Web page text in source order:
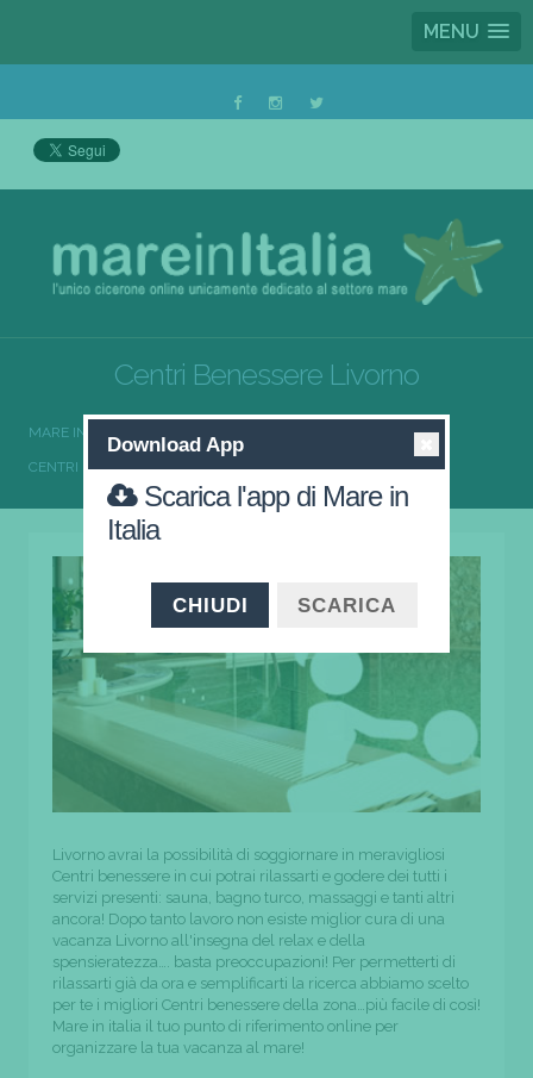
MENU
Centri Benessere Livorno
MARE IN ITALIA
CENTRI BENESSERE TOSCANA CENTRI BENESSERE LIVORNO
Livorno avrai la possibilità di soggiornare in meravigliosi
Centri benessere in cui potrai rilassarti e godere dei tutti i
servizi presenti: sauna, bagno turco, massaggi e tanti altri
ancora! Dopo tanto lavoro non esiste miglior cura di una
vacanza Livorno all'insegna del relax e della
spensieratezza…. basta preoccupazioni! Per permetterti di
rilassarti già da ora e semplificarti la ricerca abbiamo scelto
per te i migliori Centri benessere della zona…più facile di così!
Mare in italia il tuo punto di riferimento online per
organizzare la tua vacanza al mare!
Download App
Scarica l'app di Mare in
Italia
CHIUDI SCARICA